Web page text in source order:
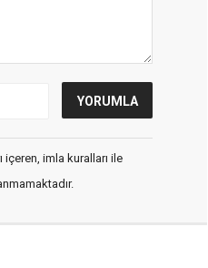
imla kuralları ile